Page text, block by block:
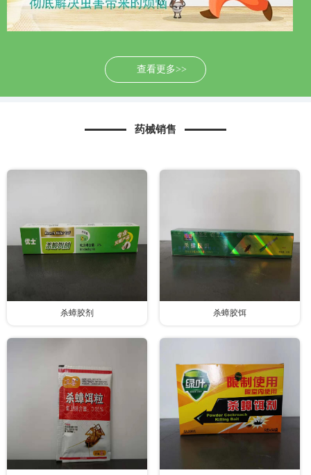
查看更多>>
药械销售
杀蟑胶剂 杀蟑胶饵